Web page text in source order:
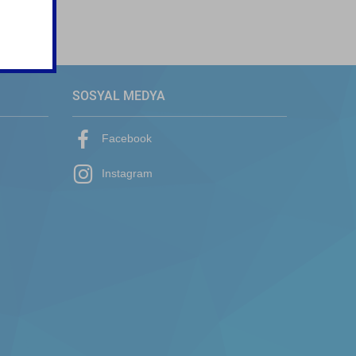
SOSYAL MEDYA
Facebook
Instagram